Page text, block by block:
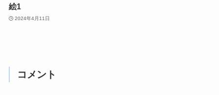
絵1
2024年4月11日
コメント